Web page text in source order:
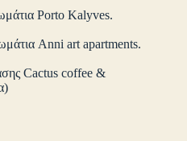
Porto Kalyves.
Anni art apartments.
Cactus coffee &